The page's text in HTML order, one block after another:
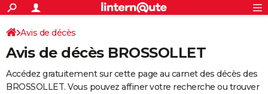
ACTUALITÉS
Politique
Société
Faits Divers
Education
Monde
Villes
+
SPORT
Coupe du monde 2026
Football
Tennis
Cyclisme
Rugby
Forum
Programme TV
TNT
Streaming
Cinéma
Sorties cinéma
Musique
+
FINANCE
Avis de décès
Avis de décès BROSSOLLET
Accédez gratuitement sur cette page au carnet des décès des
BROSSOLLET. Vous pouvez affiner votre recherche ou trouver